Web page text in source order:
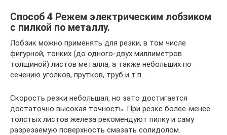
Способ 4 Режем электрическим лобзиком
с пилкой по металлу.
Лобзик можно применять для резки, в том числе
фигурной, тонких (до одного-двух миллиметров
толщиной) листов металла, а также небольших по
сечению уголков, прутков, труб и т.п.
Скорость резки небольшая, но зато достигается
достаточно высокая точность. При резке более-менее
толстых листов железа рекомендуют пилку и саму
разрезаемую поверхность смазать солидолом.